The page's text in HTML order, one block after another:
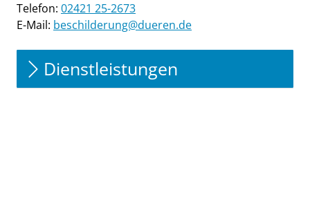
Telefon: 02421 25-2673
E-Mail: beschilderung@dueren.de
Dienstleistungen